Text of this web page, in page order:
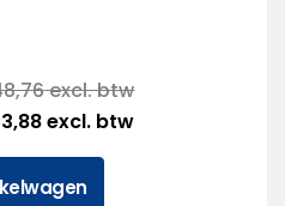
excl. btw
excl. btw